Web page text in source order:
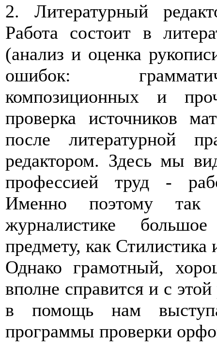
2. Литературный
Работа состоит в
(анализ и оценка
ошибок:
композиционных и
проверка источников
после литературной
редактором. Здесь мы
профессией труд -
Именно поэтому так
журналистике
предмету, как Стилистика
Однако грамотный,
вполне справится и с
в помощь нам
программы проверки